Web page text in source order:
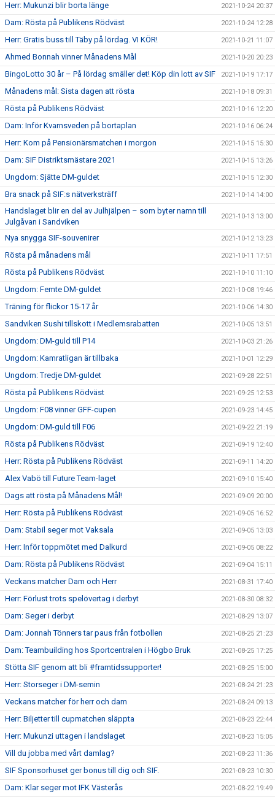
Herr: Mukunzi blir borta länge 2021-10-24 20:37
Dam: Rösta på Publikens Rödväst 2021-10-24 12:28
Herr: Gratis buss till Täby på lördag. VI KÖR! 2021-10-21 11:07
Ahmed Bonnah vinner Månadens Mål 2021-10-20 20:23
BingoLotto 30 år – På lördag smäller det! Köp din lott av SIF 2021-10-19 17:17
Månadens mål: Sista dagen att rösta 2021-10-18 09:31
Rösta på Publikens Rödväst 2021-10-16 12:20
Dam: Inför Kvarnsveden på bortaplan 2021-10-16 06:24
Herr: Kom på Pensionärsmatchen i morgon 2021-10-15 15:30
Dam: SIF Distriktsmästare 2021 2021-10-15 13:26
Ungdom: Sjätte DM-guldet 2021-10-15 12:30
Bra snack på SIF:s nätverksträff 2021-10-14 14:00
Handslaget blir en del av Julhjälpen – som byter namn till
Julgåvan i Sandviken
2021-10-13 13:00
Nya snygga SIF-souvenirer 2021-10-12 13:23
Rösta på månadens mål 2021-10-11 17:51
Rösta på Publikens Rödväst 2021-10-10 11:10
Ungdom: Femte DM-guldet 2021-10-08 19:46
Träning för flickor 15-17 år 2021-10-06 14:30
Sandviken Sushi tillskott i Medlemsrabatten 2021-10-05 13:51
Ungdom: DM-guld till P14 2021-10-03 21:26
Ungdom: Kamratligan är tillbaka 2021-10-01 12:29
Ungdom: Tredje DM-guldet 2021-09-28 22:51
Rösta på Publikens Rödväst 2021-09-25 12:53
Ungdom: F08 vinner GFF-cupen 2021-09-23 14:45
Ungdom: DM-guld till F06 2021-09-22 21:19
Rösta på Publikens Rödväst 2021-09-19 12:40
Herr: Rösta på Publikens Rödväst 2021-09-11 14:20
Alex Vabö till Future Team-laget 2021-09-10 15:40
Dags att rösta på Månadens Mål! 2021-09-09 20:00
Herr: Rösta på Publikens Rödväst 2021-09-05 16:52
Dam: Stabil seger mot Vaksala 2021-09-05 13:03
Herr: Inför toppmötet med Dalkurd 2021-09-05 08:22
Dam: Rösta på Publikens Rödväst 2021-09-04 15:11
Veckans matcher Dam och Herr 2021-08-31 17:40
Herr: Förlust trots spelövertag i derbyt 2021-08-30 08:32
Dam: Seger i derbyt 2021-08-29 13:07
Dam: Jonnah Tönners tar paus från fotbollen 2021-08-25 21:23
Dam: Teambuilding hos Sportcentralen i Högbo Bruk 2021-08-25 17:25
Stötta SIF genom att bli #framtidssupporter! 2021-08-25 15:00
Herr: Storseger i DM-semin 2021-08-24 21:23
Veckans matcher för herr och dam 2021-08-24 09:13
Herr: Biljetter till cupmatchen släppta 2021-08-23 22:44
Herr: Mukunzi uttagen i landslaget 2021-08-23 15:05
Vill du jobba med vårt damlag? 2021-08-23 11:36
SIF Sponsorhuset ger bonus till dig och SIF. 2021-08-23 10:30
Dam: Klar seger mot IFK Västerås 2021-08-22 19:49